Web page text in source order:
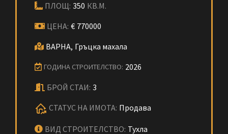
ПЛОЩ: 350 КВ.М.
ЦЕНА: € 770000
ВАРНА, Гръцка махала
ГОДИНА СТРОИТЕЛСТВО: 2026
БРОЙ СТАИ: 3
СТАТУС НА ИМОТА: Продава
ВИД СТРОИТЕЛСТВО: Тухла